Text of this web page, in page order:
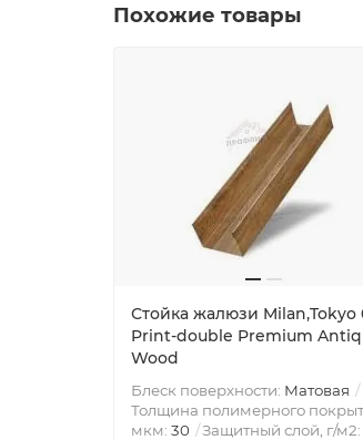
Похожие товары
Стойка жалюзи Milan,Tokyo
Print-double Premium
Wood
Блеск поверхности: Матовая
Толщина полимерного
мкм: 30 Защитный слой, г/м2: